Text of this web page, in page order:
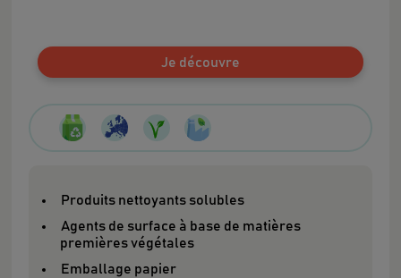
Je découvre
Produits nettoyants solubles
Agents de surface à base de matières
premières végétales
Emballage papier